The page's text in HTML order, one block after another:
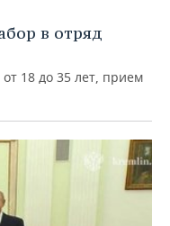
в отряд
18 до 35 лет, прием